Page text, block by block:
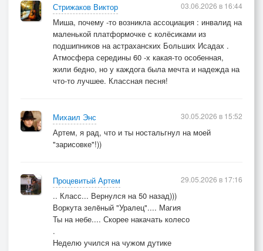
Стрижаков Виктор
Миша, почему -то возникла ассоциация : инвалид на
маленькой платформочке с колёсиками из
подшипников на астраханских Больших Исадах .
Атмосфера середины 60 -х какая-то особенная,
жили бедно, но у каждога была мечта и надежда на
что-то лучшее. Классная песня!
03.06.2026 в 16:44
Михаил Энс
Артем, я рад, что и ты ностальгнул на моей
"зарисовке"!))
30.05.2026 в 15:52
Процевитый Артем
.. Класс... Вернулся на 50 назад)))
Воркута зелëный "Уралец".... Магия
Ты на небе.... Скорее накачать колесо
.
Неделю учился на чужом дутике
29.05.2026 в 17:16